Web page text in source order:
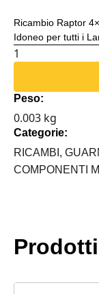
Ricambio Raptor
Idoneo per tutti i
O-
LAND
ROVER
TD5
quantità
Peso:
0.003 kg
Categorie:
RICAMBI,
COMPONENTI